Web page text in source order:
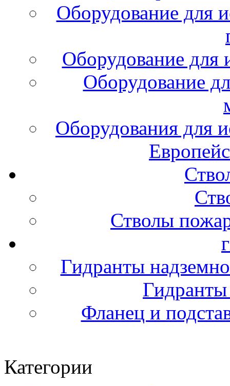
Оборудование для
Оборудование для
Оборудование
Оборудования для
Стволы
Гидранты
Фланец и
Категории